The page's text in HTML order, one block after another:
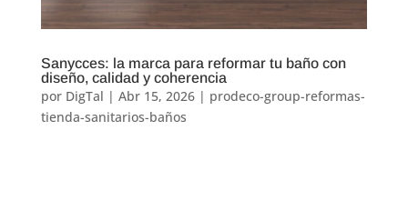
Sanycces: la marca para reformar tu baño con
diseño, calidad y coherencia
por DigTal | Abr 15, 2026| prodeco-group-reformas-
tienda-sanitarios-baños